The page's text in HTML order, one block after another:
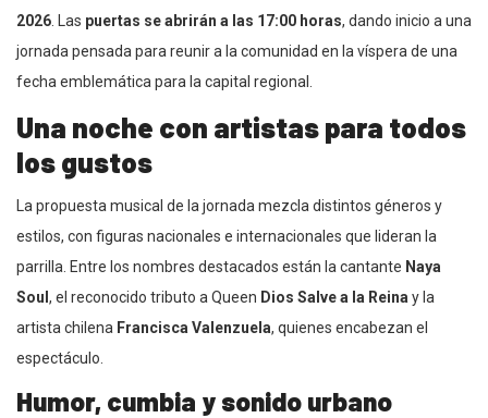
2026 . Las puertas se abrirán a las 17:00 horas, dando inicio a una
jornada pensada para reunir a la comunidad en la víspera de una
fecha emblemática para la capital regional.
Una noche con artistas para todos
los gustos
La propuesta musical de la jornada mezcla distintos géneros y
estilos, con figuras nacionales e internacionales que lideran la
parrilla. Entre los nombres destacados están la cantante Naya
Soul , el reconocido tributo a Queen Dios Salve a la Reina y la
artista chilena Francisca Valenzuela, quienes encabezan el
espectáculo.
Humor, cumbia y sonido urbano